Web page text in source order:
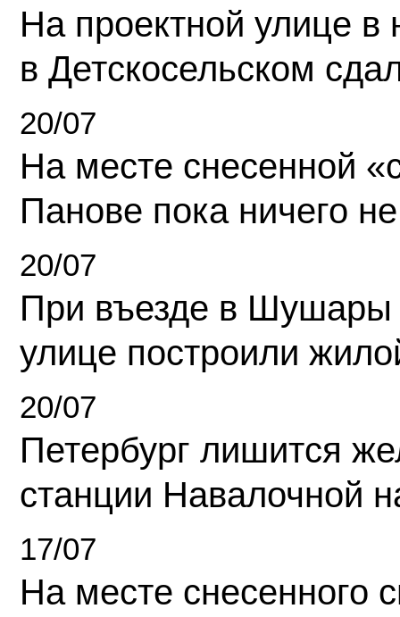
На проектной улице
в Детскосельском
20/07
На месте снесенной
Панове пока ничего
20/07
При въезде в Шушары
улице построили
20/07
Петербург лишится
станции Навалочной
17/07
На месте снесенного